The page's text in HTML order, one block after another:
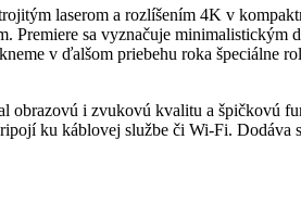
laserom a rozlíšením 4K v
Premiere sa vyznačuje
v ďalšom priebehu roka špeciálne
obrazovú i zvukovú kvalitu a špičkovú
ku káblovej službe či Wi-Fi. Dodáva